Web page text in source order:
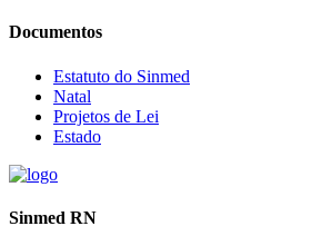
Documentos
Estatuto do Sinmed
Natal
Projetos de Lei
Estado
Sinmed RN